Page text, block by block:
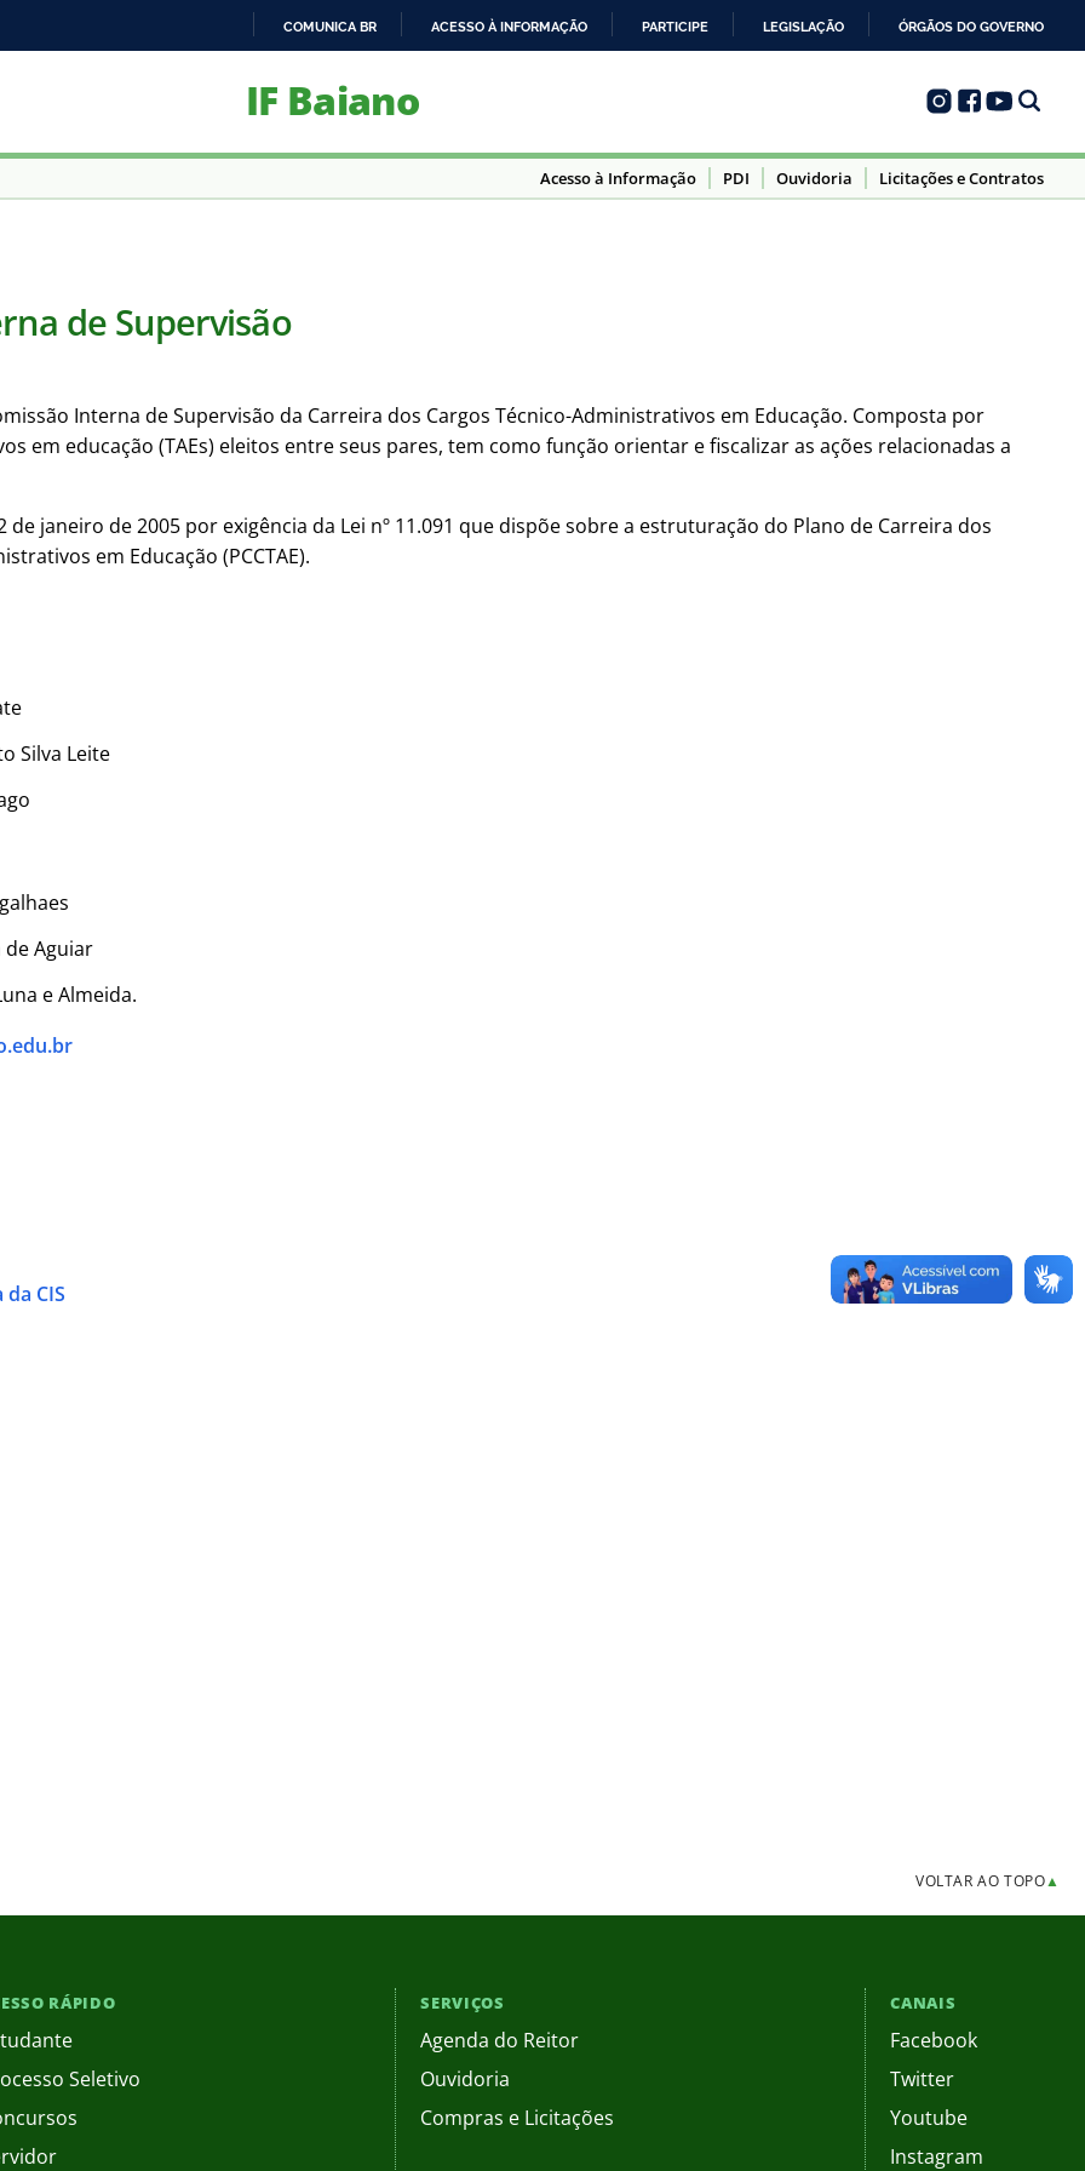
PARA
COMUNICA BR ACESSO À INFORMAÇÃO PARTICIPE LEGISLAÇÃO ÓRGÃOS DO GOVERNO
IF Baiano
Acesso à Informação PDI Ouvidoria Licitações e Contratos
de Supervisão
Interna de Supervisão da Carreira dos Cargos Técnico-Administrativos em Educação. Composta por
em educação (TAEs) eleitos entre seus pares, tem como função orientar e fiscalizar as ações relacionadas a
de janeiro de 2005 por exigência da Lei nº 11.091 que dispõe sobre a estruturação do Plano de Carreira dos
em Educação (PCCTAE).
Silva Leite
de Aguiar
e Almeida.
da CIS
VOLTAR AO TOPO▲
RÁPIDO
Seletivo
SERVIÇOS
Agenda do Reitor
Ouvidoria
Compras e Licitações
CANAIS
Facebook
Twitter
Youtube
Instagram